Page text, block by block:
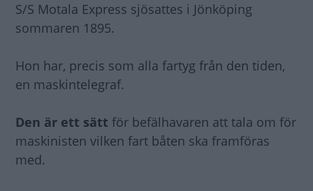
S/S Motala Express sjösattes i Jönköping
sommaren 1895.
Hon har, precis som alla fartyg från den tiden,
en maskintelegraf.
Den är ett sätt för befälhavaren att tala om för
maskinisten vilken fart båten ska framföras
med.